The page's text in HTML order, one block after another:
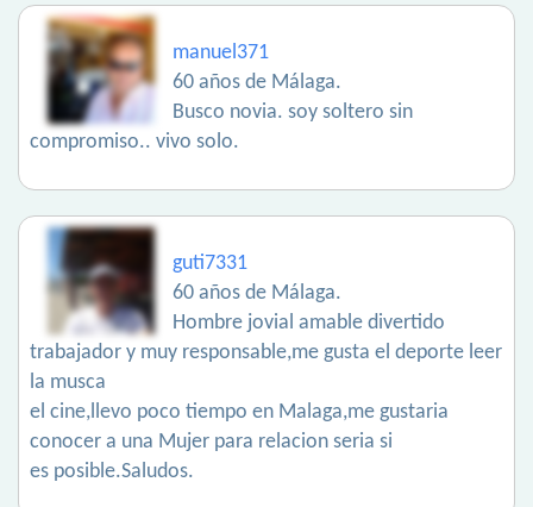
manuel371
60 años de Málaga.
Busco novia. soy soltero sin
compromiso.. vivo solo.
guti7331
60 años de Málaga.
Hombre jovial amable divertido
trabajador y muy responsable,me gusta el deporte leer
la musca
el cine,llevo poco tiempo en Malaga,me gustaria
conocer a una Mujer para relacion seria si
es posible.Saludos.